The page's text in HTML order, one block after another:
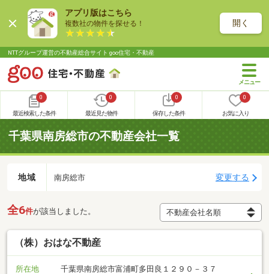
アプリ版はこちら
複数社の物件を探せる！ 開く
NTTグループ運営の不動産総合サイト goo住宅・不動産
0
最近検索した条件
0
最近見た物件
0
保存した条件
0
お気に入り
千葉県南房総市の不動産会社一覧
地域 南房総市 変更する
全6件が該当しました。
（株）おはな不動産
所在地
千葉県南房総市富浦町多田良１２９０－３７